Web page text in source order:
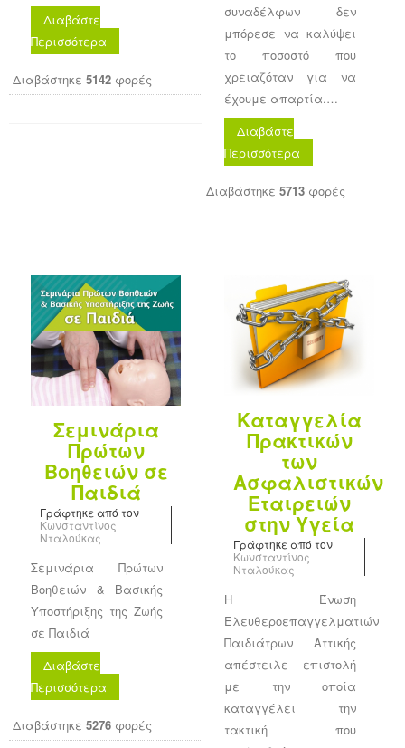
Διαβάστε
Περισσότερα
Διαβάστηκε 5142 φορές
συναδέλφων δεν
μπόρεσε να καλύψει
το ποσοστό που
χρειαζόταν για να
έχουμε απαρτία.…
Διαβάστε
Περισσότερα
Διαβάστηκε 5713 φορές
Σεμινάρια
Πρώτων
Βοηθειών σε
Παιδιά
Γράφτηκε από τον
Κωνσταντίνος
Νταλούκας
Σεμινάρια Πρώτων
Βοηθειών & Βασικής
Υποστήριξης της Ζωής
σε Παιδιά
Διαβάστε
Περισσότερα
Διαβάστηκε 5276 φορές
Καταγγελία
Πρακτικών
των
Ασφαλιστικών
Εταιρειών
στην Υγεία
Γράφτηκε από τον
Κωνσταντίνος
Νταλούκας
Η Ένωση
Ελευθεροεπαγγελματιών
Παιδιάτρων Αττικής
απέστειλε επιστολή
με την οποία
καταγγέλει την
τακτική που